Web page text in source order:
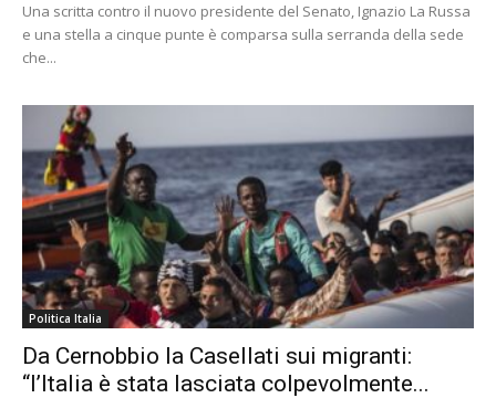
Una scritta contro il nuovo presidente del Senato, Ignazio La Russa
e una stella a cinque punte è comparsa sulla serranda della sede
che...
Politica Italia
Da Cernobbio la Casellati sui migranti:
“l’Italia è stata lasciata colpevolmente...